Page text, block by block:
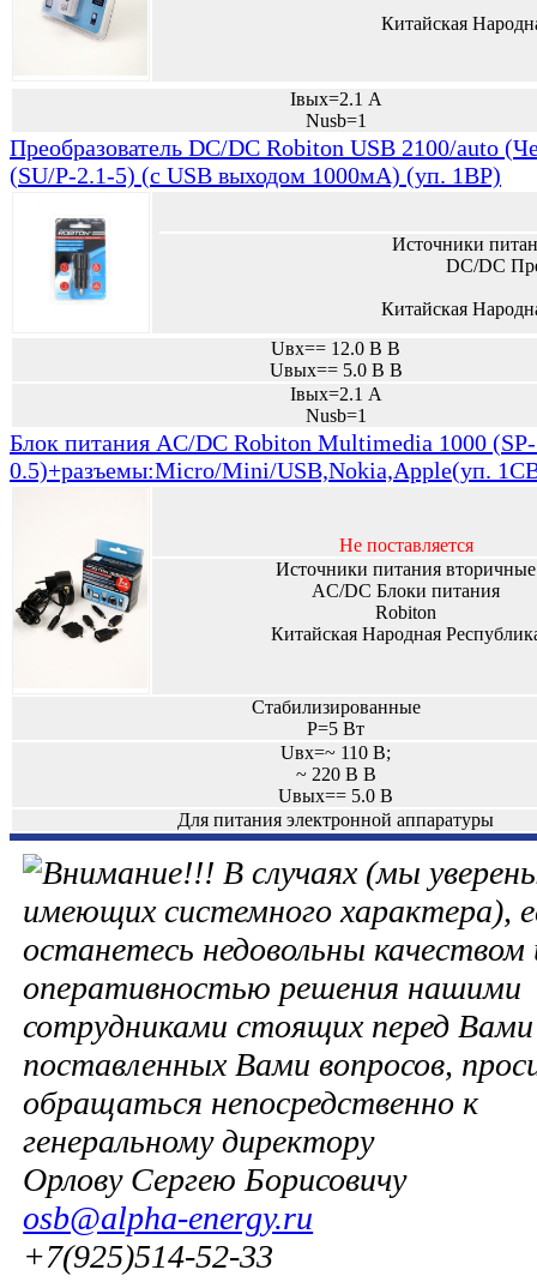
Китайская
Iвых=2.1 А
Nusb=1
Преобразователь DC/DC Robiton USB 2100/auto
(SU/P-2.1-5) (с USB выходом 1000мА) (уп. 1BP)
Источники
DC/DC
Китайская
Uвх== 12.0 В В
Uвых== 5.0 В В
Iвых=2.1 А
Nusb=1
Блок питания AC/DC Robiton Multimedia 1000
0.5)+разъемы:Micro/Mini/USB,Nokia,Apple(уп.
Не поставляется
Источники питания вторичные
AC/DC Блоки питания
Robiton
Китайская Народная
Стабилизированные
P=5 Вт
Uвх=~ 110 В;
~ 220 В В
Uвых== 5.0 В
Для питания электронной аппаратуры
В случаях (мы
имеющих системного характера),
останетесь недовольны качеством
оперативностью решения нашими
сотрудниками стоящих перед Вами
поставленных Вами вопросов,
обращаться непосредственно к
генеральному директору
Орлову Сергею Борисовичу
osb@alpha-energy.ru
+7(925)514-52-33